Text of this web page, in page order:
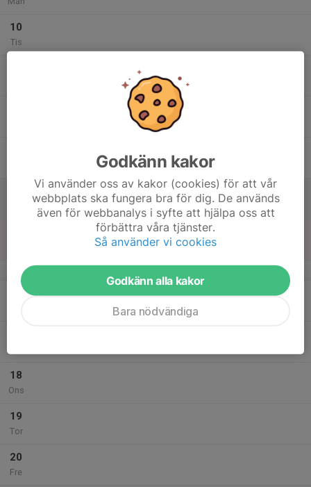
10
Tis
18
Ons
19
Tor
20
Fre
Godkänn kakor
Vi använder oss av kakor (cookies) för att vår
webbplats ska fungera bra för dig. De används
även för webbanalys i syfte att hjälpa oss att
förbättra våra tjänster.
Så använder vi cookies
Godkänn alla kakor
Bara nödvändiga